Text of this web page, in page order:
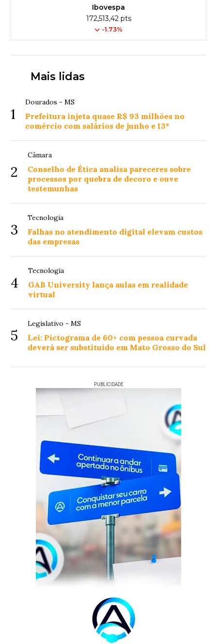
Ibovespa
172,513,42 pts
-1.73%
Mais lidas
1
Dourados - MS
Prefeitura injeta quase R$ 93 milhões no
comércio com salários de junho e 13º
2
Câmara
Conselho de Ética analisa pareceres sobre
processos por quebra de decoro e ouve
testemunhas
3
Tecnologia
Falhas no atendimento digital elevam custos
das empresas
4
Tecnologia
GAB University lança aulas em realidade
virtual
5
Legislativo - MS
Lei: Pictograma de 60+ com pessoa curvada
deverá ser substituído em Mato Grosso do Sul
PUBLICIDADE